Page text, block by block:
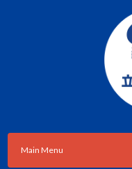
立憲民主党広
Main Menu